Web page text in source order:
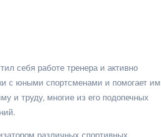
себя работе тренера и активно
с юными спортсменами и помогает им
и труду, многие из его подопечных
различных спортивных